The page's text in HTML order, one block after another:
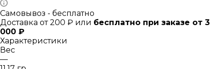
Самовывоз - бесплатно
Доставка от 200 ₽ или бесплатно при заказе от 3
000 ₽
Характеристики
Вес
—